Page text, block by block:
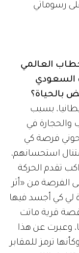
رسوماتي
العالمي
السعودي
بالحياة؟
بسبب
والحجارة في
فرصة كي
استحسانهم،
تقدم الحركة
الفرصة من «أثر
لي كي أجسد فيها
قصة قرية ماتت
وعبرت عن هذا
ترمز للمقابر